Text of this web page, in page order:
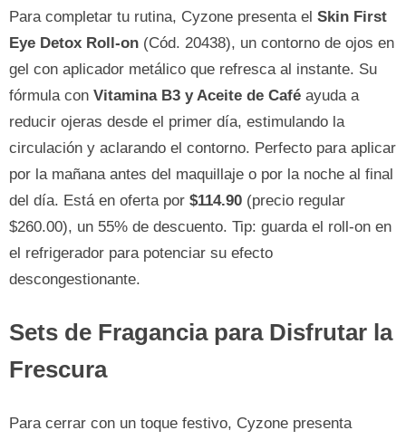
Para completar tu rutina, Cyzone presenta el Skin First
Eye Detox Roll-on (Cód. 20438), un contorno de ojos en
gel con aplicador metálico que refresca al instante. Su
fórmula con Vitamina B3 y Aceite de Café ayuda a
reducir ojeras desde el primer día, estimulando la
circulación y aclarando el contorno. Perfecto para aplicar
por la mañana antes del maquillaje o por la noche al final
del día. Está en oferta por $114.90 (precio regular
$260.00), un 55% de descuento. Tip: guarda el roll-on en
el refrigerador para potenciar su efecto
descongestionante.
Sets de Fragancia para Disfrutar la
Frescura
Para cerrar con un toque festivo, Cyzone presenta